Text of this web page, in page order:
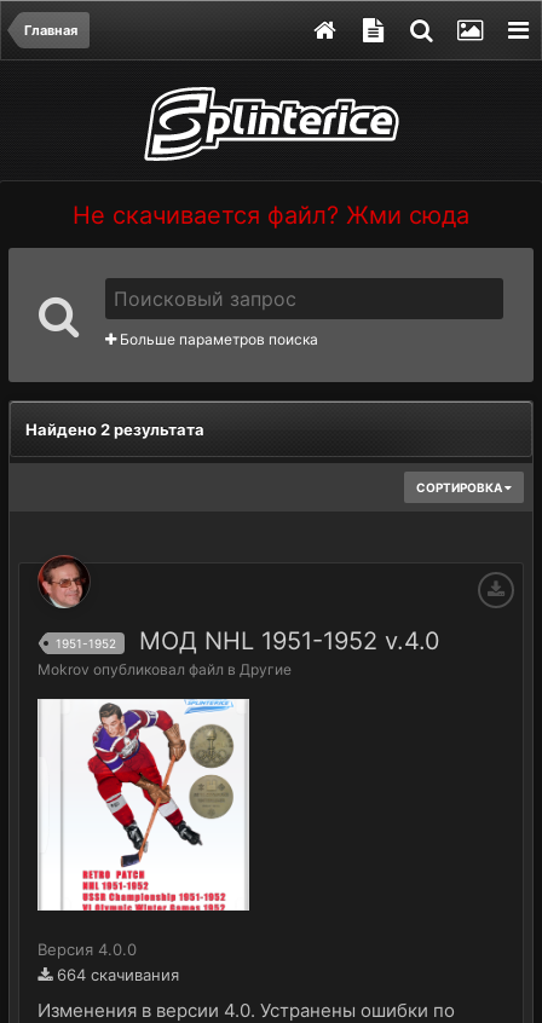
Главная
Не скачивается файл? Жми сюда
Больше параметров поиска
Найдено 2 результата
СОРТИРОВКА
1951-1952 МОД NHL 1951-1952 v.4.0
Mokrov опубликовал файл в Другие
Версия 4.0.0
664 скачивания
Изменения в версии 4.0. Устранены ошибки по